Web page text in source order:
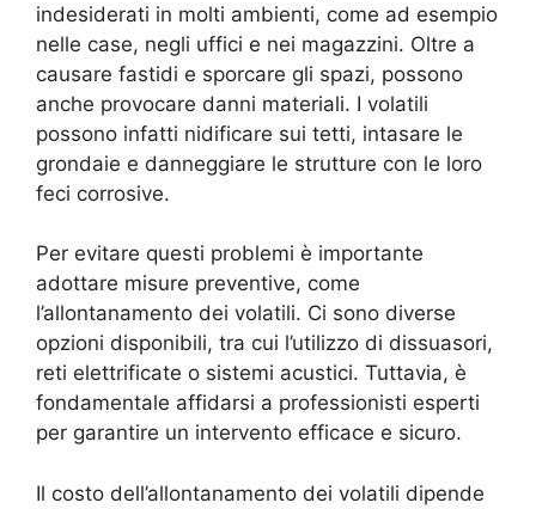
indesiderati in molti ambienti, come ad esempio
nelle case, negli uffici e nei magazzini. Oltre a
causare fastidi e sporcare gli spazi, possono
anche provocare danni materiali. I volatili
possono infatti nidificare sui tetti, intasare le
grondaie e danneggiare le strutture con le loro
feci corrosive.
Per evitare questi problemi è importante
adottare misure preventive, come
l’allontanamento dei volatili. Ci sono diverse
opzioni disponibili, tra cui l’utilizzo di dissuasori,
reti elettrificate o sistemi acustici. Tuttavia, è
fondamentale affidarsi a professionisti esperti
per garantire un intervento efficace e sicuro.
Il costo dell’allontanamento dei volatili dipende